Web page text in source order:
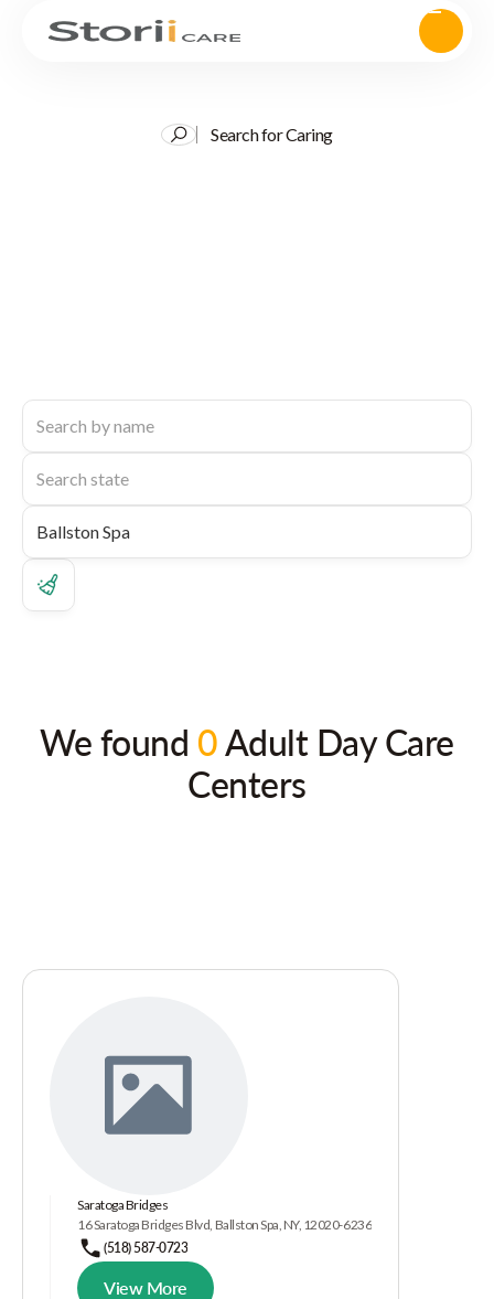
Search for Caring
We found 0Adult Day Care
Centers
Saratoga Bridges
16 Saratoga Bridges Blvd, Ballston Spa, NY, 12020-6236
(518) 587-0723
View More